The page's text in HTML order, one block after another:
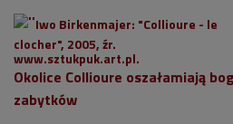
Iwo Birkenmajer: "Collioure - le
clocher", 2005, źr.
www.sztukpuk.art.pl.
Okolice Collioure oszałamiają
zabytków